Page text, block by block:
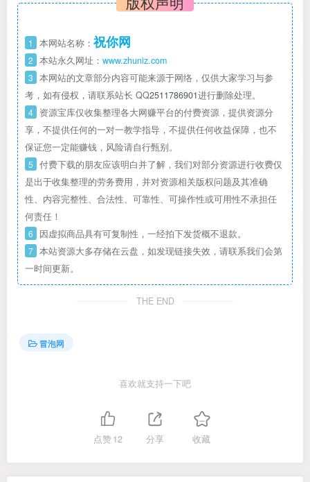
1 本网站名称： 祝你网
2 本站永久网址： www.zhuniz.com
3 本网站的文章部分内容可能来源于网络，仅供大家学习与参
考，如有侵权，请联系站长 QQ2511786901进行删除处理。
4 资源宝库仅收集整理各大网赚平台的付费资源，提供资源分
享，不提供任何的一对一教学指导，不提供任何收益保障，也不
保证您一定能赚钱，风险请自行甄别。
5 付费下载的朋友应该明白并了解，我们对部分资源进行收费仅
是出于收集整理的劳务费用，并对资源相关版权问题及其准确
性、内容完整性、合法性、可靠性、可操作性或可用性不承担任
何责任！
6 因虚拟商品具有可复制性，一经拍下发货概不退款。
7 本站资源大多存储在云盘，如发现链接失效，请联系我们会第
一时间更新。
THE END
冒泡网
喜欢就支持一下吧
点赞12 分享 收藏